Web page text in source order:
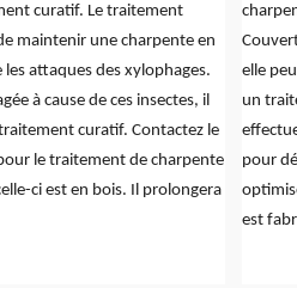
curatif. Le traitement
maintenir une charpente en
attaques des xylophages.
à cause de ces insectes, il
curatif. Contactez le
le traitement de charpente
ci est en bois. Il prolongera
elle
un
pour
est